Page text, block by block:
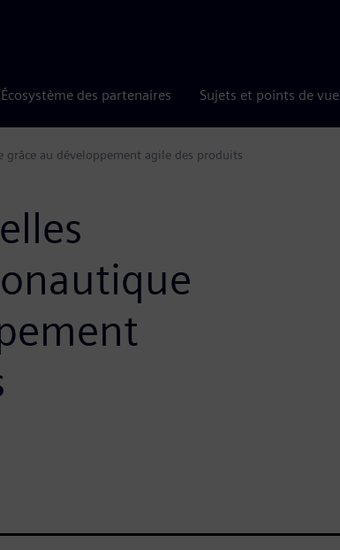
Écosystème des partenaires Sujets et points de vue
au développement agile des produits